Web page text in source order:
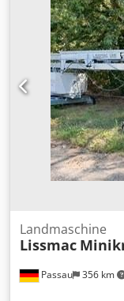
netto 407x
Gabelkopf 120
zu den genannten
Passau 356 km
Landmaschine
Lissmac